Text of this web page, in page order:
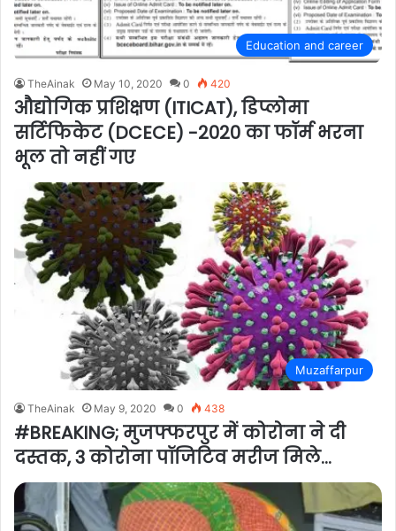
Education and career
TheAinak May 10, 2020 0 420
औद्योगिक प्रशिक्षण (ITICAT), डिप्लोमा
सर्टिफिकेट (DCECE) -2020 का फॉर्म भरना
भूल तो नहीं गए
Muzaffarpur
TheAinak May 9, 2020 0 438
#BREAKING; मुजफ्फरपुर में कोरोना ने दी
दस्तक, 3 कोरोना पॉजिटिव मरीज मिले…